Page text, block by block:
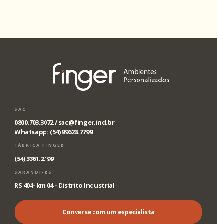
SAC
0800.703.3072 /sac@finger.ind.br
Whatsapp: (54) 99628.7799
FÁBRICA FINGER
(54) 3361.2199
SARANDI-RS
RS 404- km 04 - Distrito Industrial
Converse com um especialista